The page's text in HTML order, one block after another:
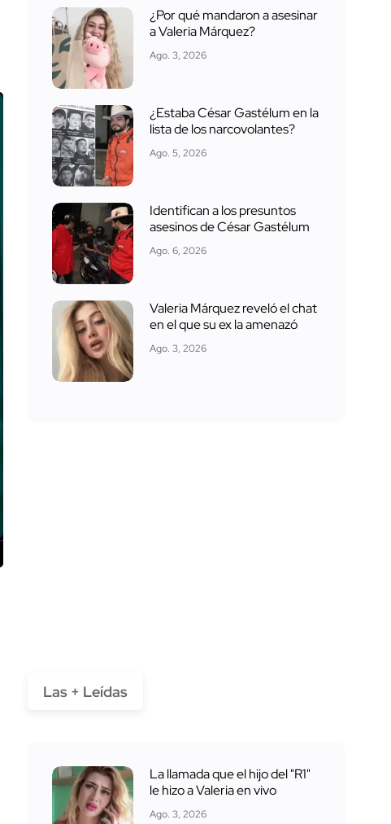
¿Por qué mandaron a asesinar
a Valeria Márquez?
Ago. 3, 2026
¿Estaba César Gastélum en la
lista de los narcovolantes?
Ago. 5, 2026
Identifican a los presuntos
asesinos de César Gastélum
Ago. 6, 2026
Valeria Márquez reveló el chat
en el que su ex la amenazó
Ago. 3, 2026
Las + Leídas
La llamada que el hijo del "R1"
le hizo a Valeria en vivo
Ago. 3, 2026